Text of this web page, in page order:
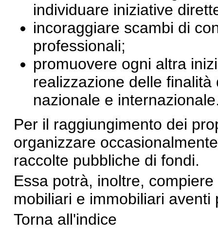
individuare iniziative
incoraggiare scambi di
professionali;
promuovere ogni altra
realizzazione delle finalità
nazionale e
Per il raggiungimento dei
organizzare
raccolte pubbliche di fondi.
Essa potrà, inoltre,
mobiliari e immobiliari
Torna all'indice